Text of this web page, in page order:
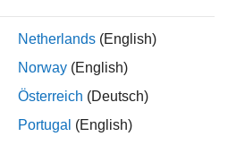
crossings the solver tries to
of the fixed-step zero-crossing
per stepparameter.
Netherlands (English)
Norway (English)
Österreich (Deutsch)
Portugal (English)